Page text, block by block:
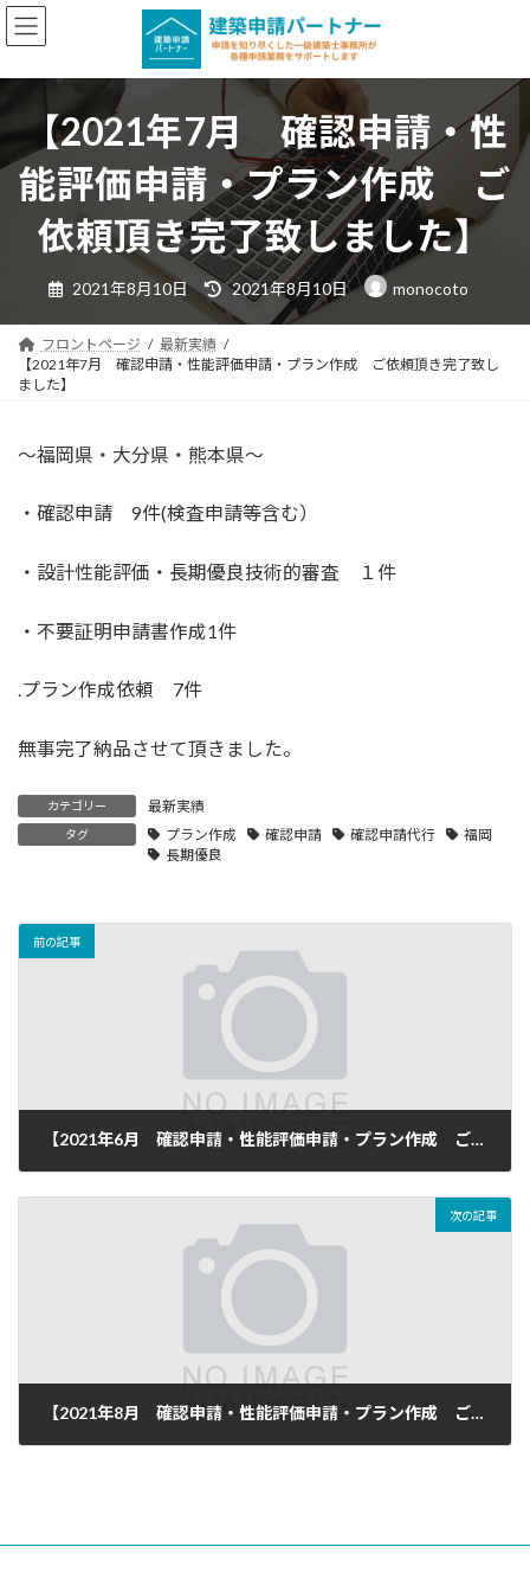
コ
ン
ス
ナ
ビ
ン
【2021年7月 確認申請・性
能評価申請・プラン作成 ご
依頼頂き完了致しました】
2021年8月10日
最
終
更
新
時
:
2021年8月10日 monocoto
フロントページ
最新実績
【2021年7月 確認申請・性能評価申請・プラン作成 ご依頼頂き完了致し
ました】
～福岡県・大分県・熊本県～
・確認申請 9件(検査申請等含む）
・設計性能評価・長期優良技術的審査 １件
・不要証明申請書作成1件
.プラン作成依頼 7件
無事完了納品させて頂きました。
カテゴリー 最新実績
タグ プラン作成 確認申請 確認申請代行
福岡
長期優良
前の記事
【2021年6月 確認申請・性能評価申請・プラン作成 ご依頼頂き完了致しました】
2021年7月8日
次の記事
【2021年8月 確認申請・性能評価申請・プラン作成 ご依頼頂き完了致しました】
2021年9月10日